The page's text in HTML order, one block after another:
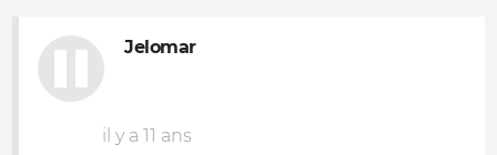
Jelomar
il y a 11 ans